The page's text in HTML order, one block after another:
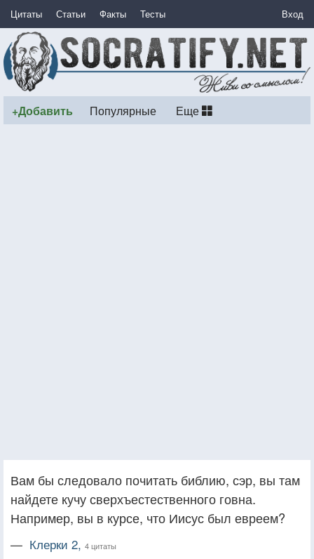
Цитаты Статьи Факты Тесты Вход
+Добавить Популярные Еще
Вам бы следовало почитать библию, сэр, вы там
найдете кучу сверхъестественного говна.
Например, вы в курсе, что Иисус был евреем?
— Клерки 2, 4 цитаты